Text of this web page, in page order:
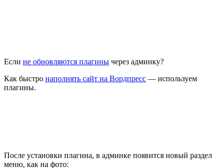
Если не обновляются плагины через админку?
Как быстро наполнять сайт на Вордпресс — используем
плагины.
После установки плагина, в админке появится новый раздел
меню, как на фото: